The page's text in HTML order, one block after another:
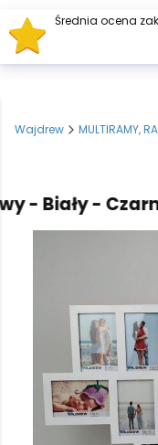
Wajdrew MULTIRAMY,
- Biały -
Średnia ocena